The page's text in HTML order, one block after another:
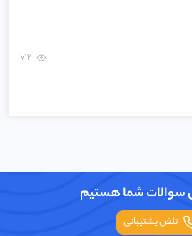
سوالات شما هستیم
تلفن پشتیبانی